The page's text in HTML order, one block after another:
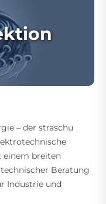
– der straschu
einem breiten
Beratung
Industrie und